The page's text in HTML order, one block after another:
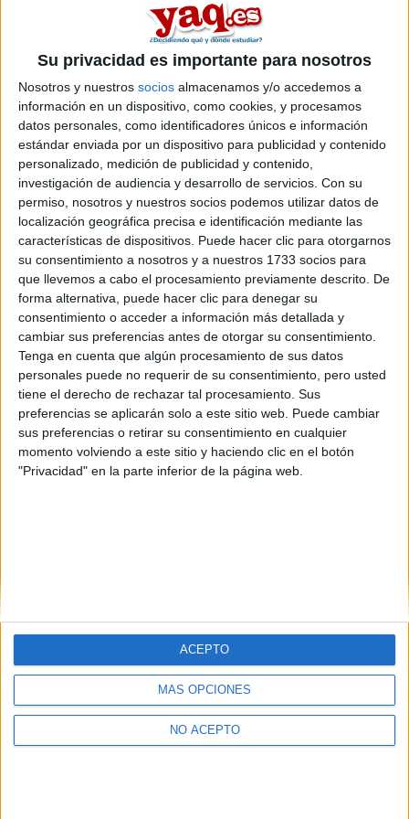
Su privacidad es importante para nosotros
Nosotros y nuestros socios almacenamos y/o accedemos a
información en un dispositivo, como cookies, y procesamos
datos personales, como identificadores únicos e información
estándar enviada por un dispositivo para publicidad y contenido
personalizado, medición de publicidad y contenido,
investigación de audiencia y desarrollo de servicios. Con su
permiso, nosotros y nuestros socios podemos utilizar datos de
localización geográfica precisa e identificación mediante las
características de dispositivos. Puede hacer clic para otorgarnos
su consentimiento a nosotros y a nuestros 1733 socios para
que llevemos a cabo el procesamiento previamente descrito. De
forma alternativa, puede hacer clic para denegar su
consentimiento o acceder a información más detallada y
cambiar sus preferencias antes de otorgar su consentimiento.
Tenga en cuenta que algún procesamiento de sus datos
personales puede no requerir de su consentimiento, pero usted
tiene el derecho de rechazar tal procesamiento. Sus
preferencias se aplicarán solo a este sitio web. Puede cambiar
sus preferencias o retirar su consentimiento en cualquier
momento volviendo a este sitio y haciendo clic en el botón
"Privacidad" en la parte inferior de la página web.
MÁS OPCIONES
NO ACEPTO
ACEPTO
psicología general sanitaria.
ampliar tu búsqueda a toda España
másters en psicología general sanitaria entre los que puedes
elegir. Estos estudios están asociados a la rama de Ciencias de la
salud.
Online |La Rioja
Máster Universitario en
Psicología General Sanitaria
UNIVERSIDAD INTERNACIONAL DE
LA RIOJA (Universidad Privada)
Tipo: Máster
Pídeles información ¡GRATIS!
Seleccionar por provincia
Barcelona(1)
Madrid(3)
Navarra(1)
La Rioja(1)
Sevilla(1)
Quiénes somos|Contactar|Anúnciate
Politica de privacidad|Condiciones generales
de cookies
Compás Mediterráneo S.L.
Madrid [ESPAÑA] - Tel. +34 91 593 2767